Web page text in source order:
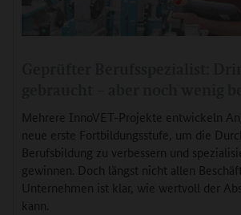
Mehrere InnoVET-Projekte entwickeln
neue erste Fortbildungsstufe, um die
Berufsbildung zu verbessern und
gewinnen. Doch längst nicht allen
Unternehmen ist klar, wie wertvoll der
kann.